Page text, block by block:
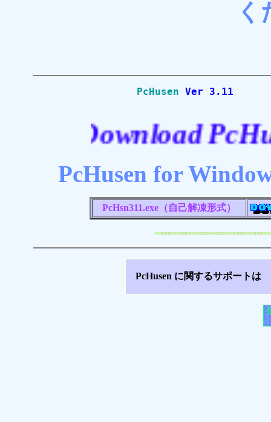
く
PcHusen
Download PcHusen
PcHusen for
PcHsn311.exe（自己解凍形式）
PcHusen に関するサポートは